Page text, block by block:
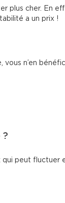
plus cher. En
a un prix !
n’en
?
qui peut fluctuer